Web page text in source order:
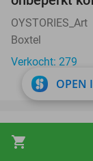
shopping_cart
OYSTORIES_Art
Boxtel
Verkocht: 279
Dagentree
OPEN